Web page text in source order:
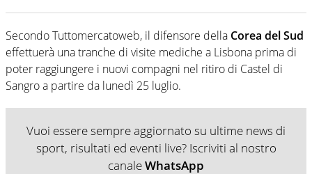
Secondo Tuttomercatoweb, il difensore della Corea del Sud
effettuerà una tranche di visite mediche a Lisbona prima di
poter raggiungere i nuovi compagni nel ritiro di Castel di
Sangro a partire da lunedì 25 luglio.
Vuoi essere sempre aggiornato su ultime news di
sport, risultati ed eventi live? Iscriviti al nostro
canaleWhatsApp